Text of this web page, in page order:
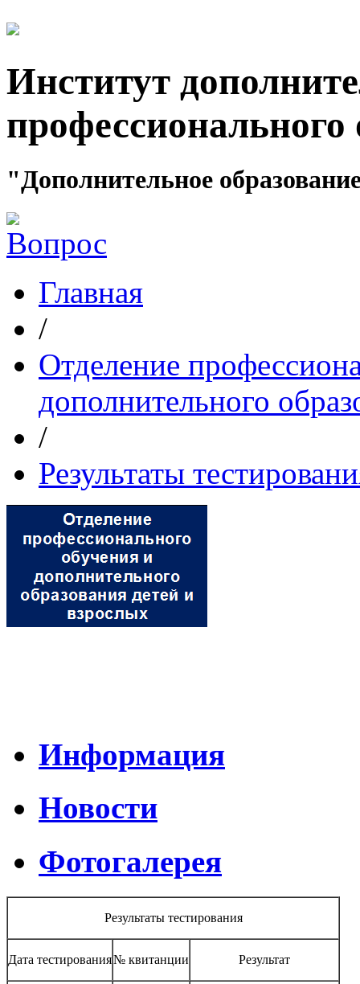
Институт
профессионального
"Дополнительное
Главная
/
Отделение
дополнительного
/
Результаты
Информация
Новости
Фотогалерея
Результаты тестирования
Дата тестирования№ квитанции Результат